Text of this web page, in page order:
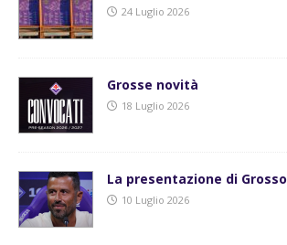
24 Luglio 2026
Grosse novità
18 Luglio 2026
La presentazione di Grosso
10 Luglio 2026